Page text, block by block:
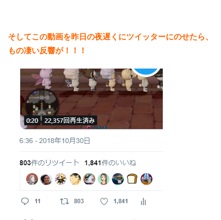
そしてこの動画を昨日の夜遅くにツイッターにのせたら、
もの凄い反響が！！！